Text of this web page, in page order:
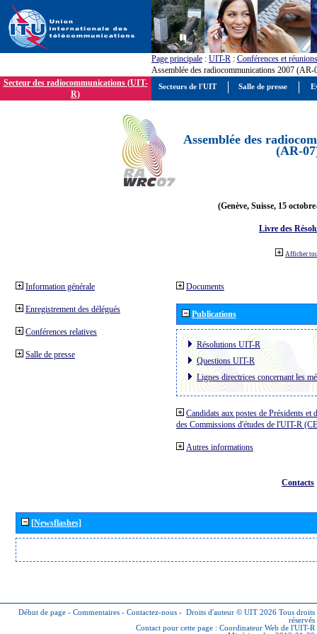
Page principale : UIT-R : Conférences et réunions
Assemblée des radiocommunications 2007 (AR-
Secteur des radiocommunications (UIT-
R)
Assemblée des
(AR-
(Genève, Suisse, 15
Livre des
Afficher
Information générale
Enregistrement des délégués
Conférences relatives
Salle de presse
Documents
Publications
Résolutions UIT-R
Questions UIT-R
Lignes directrices concernant les
Candidats aux postes de Présidents et
des Commissions d'études de l'UIT-R
Autres informations
Contacts
[Newsflashes]
Début de page - Commentaires - Contactez-nous - Droits d'auteur © UIT 2026 Tous droits
réservés
Contact pour cette page : Coordinateur Web de l'UIT-R
Secteurs de l'UIT Salle de presse